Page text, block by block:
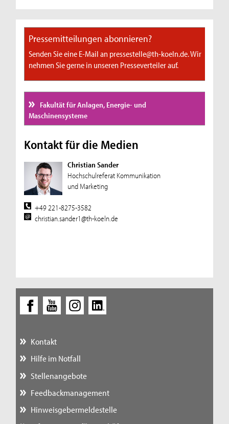
Pressemitteilungen abonnieren?
Senden Sie eine E-Mail an pressestelle@th-koeln.de. Wir
nehmen Sie gerne in unseren Presseverteiler auf.
Fakultät für Anlagen, Energie- und
Maschinensysteme
Kontakt für die Medien
Christian Sander
Hochschulreferat Kommunikation
und Marketing
+49 221-8275-3582
christian.sander1@th-koeln.de
Kontakt
Hilfe im Notfall
Stellenangebote
Feedbackmanagement
Hinweisgebermeldestelle